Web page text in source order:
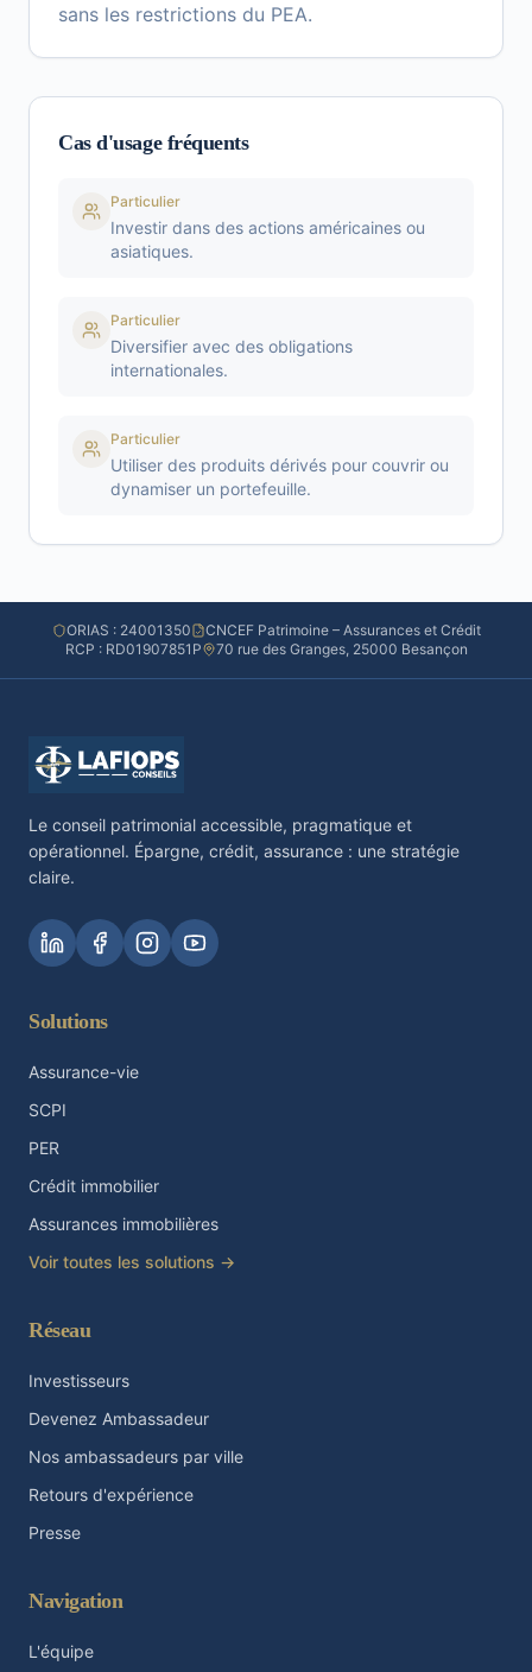
sans les restrictions du PEA.
Cas d'usage fréquents
Particulier
Investir dans des actions américaines ou
asiatiques.
Particulier
Diversifier avec des obligations
internationales.
Particulier
Utiliser des produits dérivés pour couvrir ou
dynamiser un portefeuille.
ORIAS : 24001350
CNCEF Patrimoine – Assurances et Crédit
RCP : RD01907851P
70 rue des Granges, 25000 Besançon
Le conseil patrimonial accessible, pragmatique et
opérationnel. Épargne, crédit, assurance : une stratégie
claire.
Solutions
Assurance-vie
SCPI
PER
Crédit immobilier
Assurances immobilières
Voir toutes les solutions →
Réseau
Investisseurs
Devenez Ambassadeur
Nos ambassadeurs par ville
Retours d'expérience
Presse
Navigation
L'équipe